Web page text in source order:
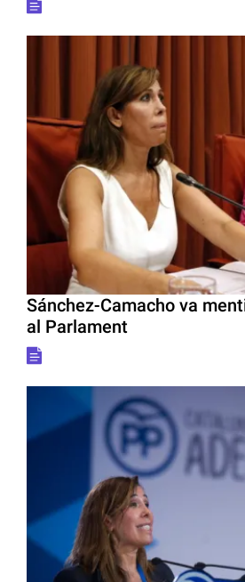
Sánchez-Camacho va
al Parlament